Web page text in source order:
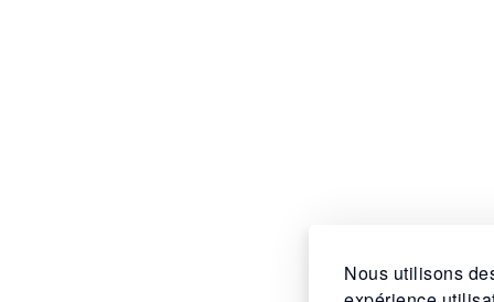
Nous utilisons